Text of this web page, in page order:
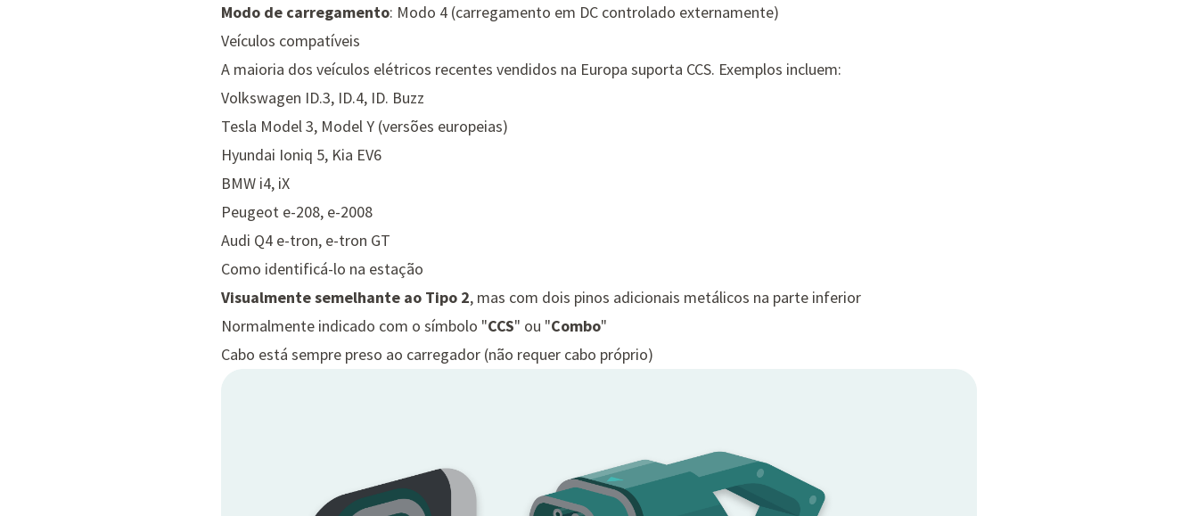
Modo de carregamento: Modo 4 (carregamento em DC controlado externamente)
Veículos compatíveis
A maioria dos veículos elétricos recentes vendidos na Europa suporta CCS. Exemplos incluem:
Volkswagen ID.3, ID.4, ID. Buzz
Tesla Model 3, Model Y (versões europeias)
Hyundai Ioniq 5, Kia EV6
BMW i4, iX
Peugeot e-208, e-2008
Audi Q4 e-tron, e-tron GT
Como identificá-lo na estação
Visualmente semelhante ao Tipo 2, mas com dois pinos adicionais metálicos na parte inferior
Normalmente indicado com o símbolo "CCS" ou "Combo"
Cabo está sempre preso ao carregador (não requer cabo próprio)